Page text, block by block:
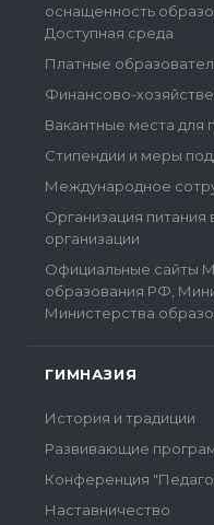
оснащенность
Доступная среда
Платные
Финансово-
Вакантные места для
Стипендии и меры
Международное
Организация питания
организации
Официальные сайты
образования РФ,
Министерства
ГИМНАЗИЯ
История и традиции
Развивающие
Конференция
Наставничество